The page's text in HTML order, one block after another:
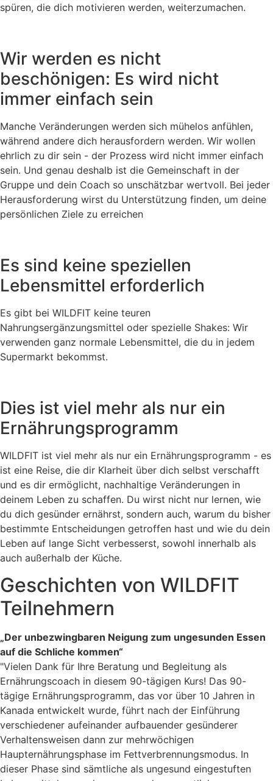
spüren, die dich motivieren werden, weiterzumachen.
Wir werden es nicht
beschönigen: Es wird nicht
immer einfach sein
Manche Veränderungen werden sich mühelos anfühlen,
während andere dich herausfordern werden. Wir wollen
ehrlich zu dir sein - der Prozess wird nicht immer einfach
sein. Und genau deshalb ist die Gemeinschaft in der
Gruppe und dein Coach so unschätzbar wertvoll. Bei jeder
Herausforderung wirst du Unterstützung finden, um deine
persönlichen Ziele zu erreichen
Es sind keine speziellen
Lebensmittel erforderlich
Es gibt bei WILDFIT keine teuren
Nahrungsergänzungsmittel oder spezielle Shakes: Wir
verwenden ganz normale Lebensmittel, die du in jedem
Supermarkt bekommst.
Dies ist viel mehr als nur ein
Ernährungsprogramm
WILDFIT ist viel mehr als nur ein Ernährungsprogramm - es
ist eine Reise, die dir Klarheit über dich selbst verschafft
und es dir ermöglicht, nachhaltige Veränderungen in
deinem Leben zu schaffen. Du wirst nicht nur lernen, wie
du dich gesünder ernährst, sondern auch, warum du bisher
bestimmte Entscheidungen getroffen hast und wie du dein
Leben auf lange Sicht verbesserst, sowohl innerhalb als
auch außerhalb der Küche.
Geschichten von WILDFIT
Teilnehmern
„Der unbezwingbaren Neigung zum ungesunden Essen
auf die Schliche kommen“
"Vielen Dank für Ihre Beratung und Begleitung als
Ernährungscoach in diesem 90-tägigen Kurs! Das 90-
tägige Ernährungsprogramm, das vor über 10 Jahren in
Kanada entwickelt wurde, führt nach der Einführung
verschiedener aufeinander aufbauender gesünderer
Verhaltensweisen dann zur mehrwöchigen
Haupternährungsphase im Fettverbrennungsmodus. In
dieser Phase sind sämtliche als ungesund eingestuften